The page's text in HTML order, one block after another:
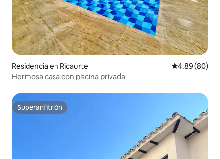
Residencia en Ricaurte Calificación
4.89 (80)
Hermosa casa con piscina privada
Superanfitrión
Superanfitrión